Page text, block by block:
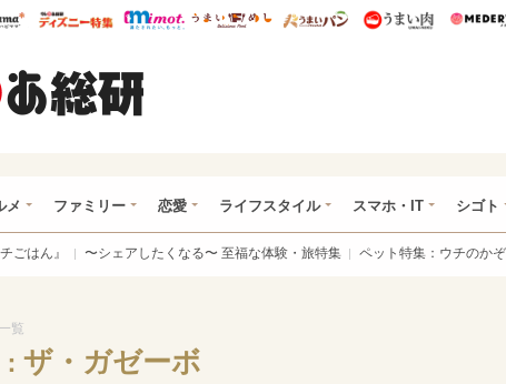
あ総研ハピママ* ウレぴあ総研 ディズニー特集
mimot. うまいめし うまいパン うまい肉
メ ファミリー 恋愛 ライフスタイル スマホ・IT シゴト
ごはん』 〜シェアしたくなる〜 至福な体験・旅特集 ペット特集：ウチのかぞ
覧
ザ・ガゼーボ